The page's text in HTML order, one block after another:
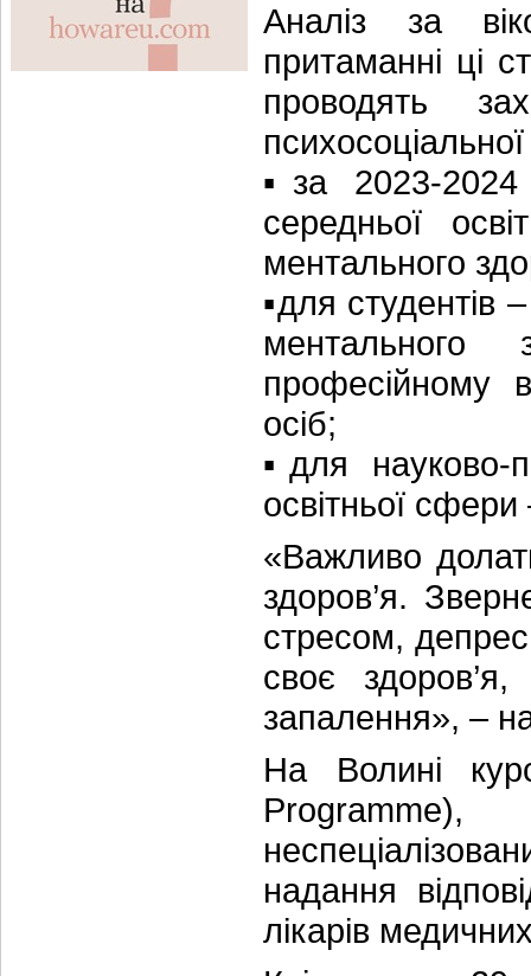
Аналіз за
притаманні ці
проводять
▪️за 2023-
середньої
ментального
▪️для студентів
професійному
осіб;
▪️для науково-
освітньої сфери
«Важливо
здоров’я.
стресом,
своє
запалення», –
На Волині
надання
лікарів